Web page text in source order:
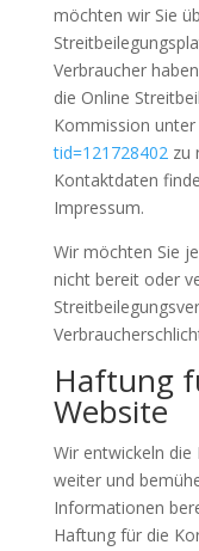
möchten wir Sie
Verbraucher
die Online
Kommission unter
tid=121728402zu
Kontaktdaten
Impressum.
Wir möchten Sie
nicht bereit oder
Haftung
Website
Wir entwickeln
weiter und
Informationen
Haftung für die